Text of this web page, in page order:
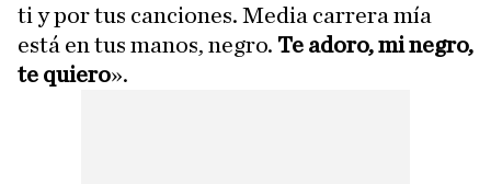
ti y por tus canciones. Media carrera mía
está en tus manos, negro. Te adoro, mi negro,
te quiero».